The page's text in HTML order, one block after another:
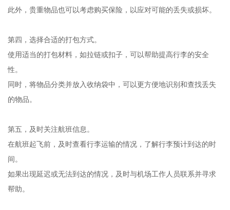
此外，贵重物品也可以考虑购买保险，以应对可能的丢失或损坏。
第四，选择合适的打包方式。
使用适当的打包材料，如拉链或扣子，可以帮助提高行李的安全
性。
同时，将物品分类并放入收纳袋中，可以更方便地识别和查找丢失
的物品。
第五，及时关注航班信息。
在航班起飞前，及时查看行李运输的情况，了解行李预计到达的时
间。
如果出现延迟或无法到达的情况，及时与机场工作人员联系并寻求
帮助。